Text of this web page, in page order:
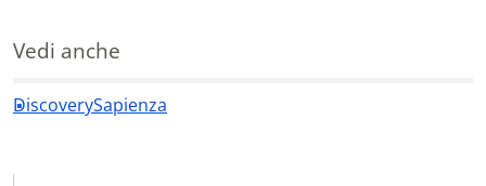
Vedi anche
DiscoverySapienza